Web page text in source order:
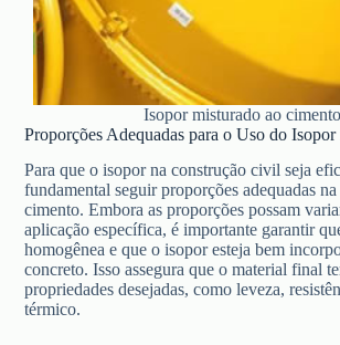
Isopor misturado ao cimento
Proporções Adequadas para o Uso do
Para que o isopor na construção civil seja
fundamental seguir proporções adequadas
cimento. Embora as proporções possam
aplicação específica, é importante garantir
homogênea e que o isopor esteja bem
concreto. Isso assegura que o material final
propriedades desejadas, como leveza,
térmico.